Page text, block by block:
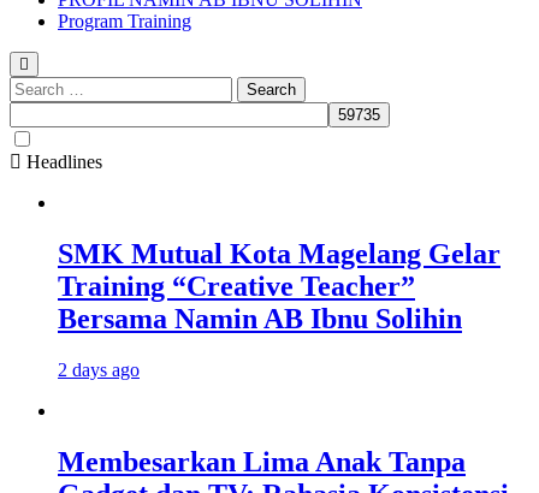
Program Training
Search
for:
Headlines
SMK Mutual Kota Magelang Gelar
Training “Creative Teacher”
Bersama Namin AB Ibnu Solihin
2 days ago
Membesarkan Lima Anak Tanpa